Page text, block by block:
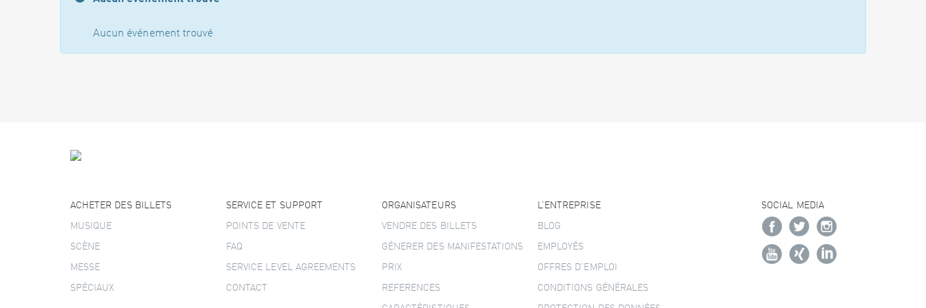
Aucun événement trouvé
ACHETER DES BILLETS
MUSIQUE
SCÈNE
MESSE
SPÉCIAUX
SERVICE ET SUPPORT
POINTS DE VENTE
FAQ
SERVICE LEVEL AGREEMENTS
CONTACT
ORGANISATEURS
VENDRE DES BILLETS
GÉNERER DES MANIFESTATIONS
PRIX
REFERENCES
L’ENTREPRISE
BLOG
EMPLOYÉS
OFFRES D’EMPLOI
CONDITIONS GÉNÉRALES
SOCIAL MEDIA